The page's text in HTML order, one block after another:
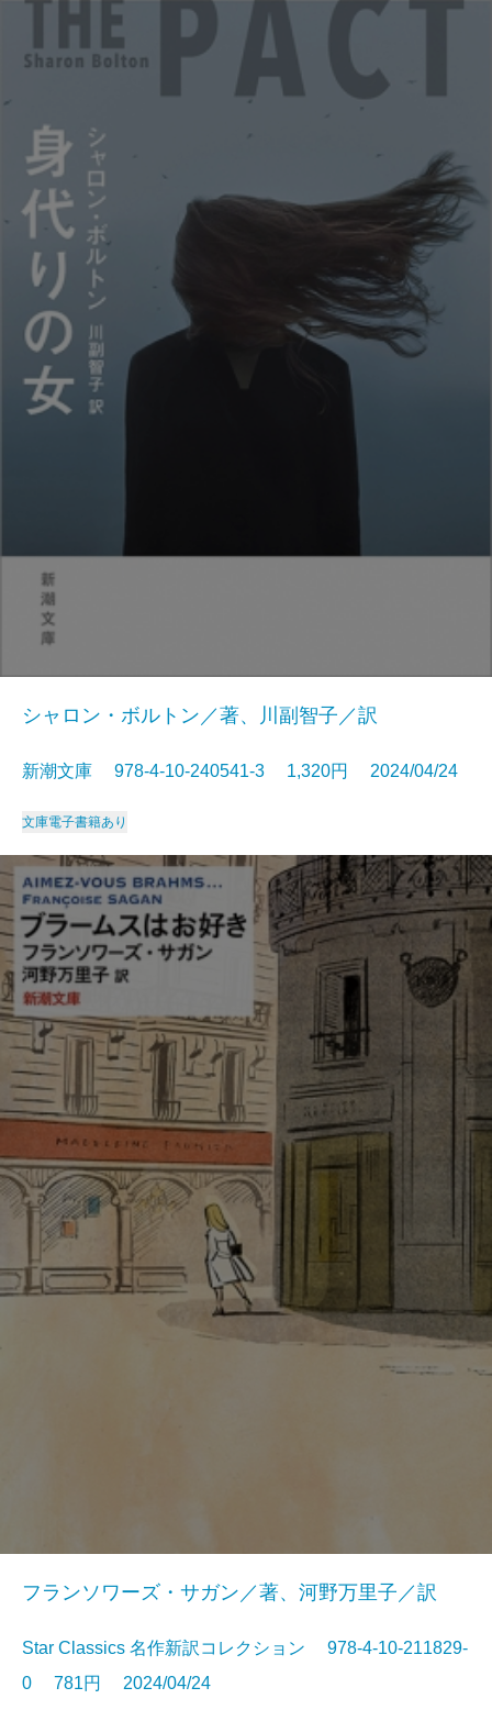
シャロン・ボルトン／著、川副智子／訳
新潮文庫 978-4-10-240541-3 1,320円 2024/04/24
文庫電子書籍あり
フランソワーズ・サガン／著、河野万里子／訳
Star Classics 名作新訳コレクション 978-4-10-211829-
0 781円 2024/04/24